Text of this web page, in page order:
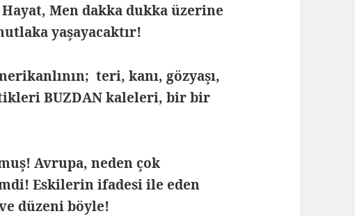
Men dakka dukka üzerine
yaşayacaktır!
teri, kanı, gözyaşı,
BUZDAN kaleleri, bir bir
Avrupa, neden çok
Eskilerin ifadesi ile eden
düzeni böyle!